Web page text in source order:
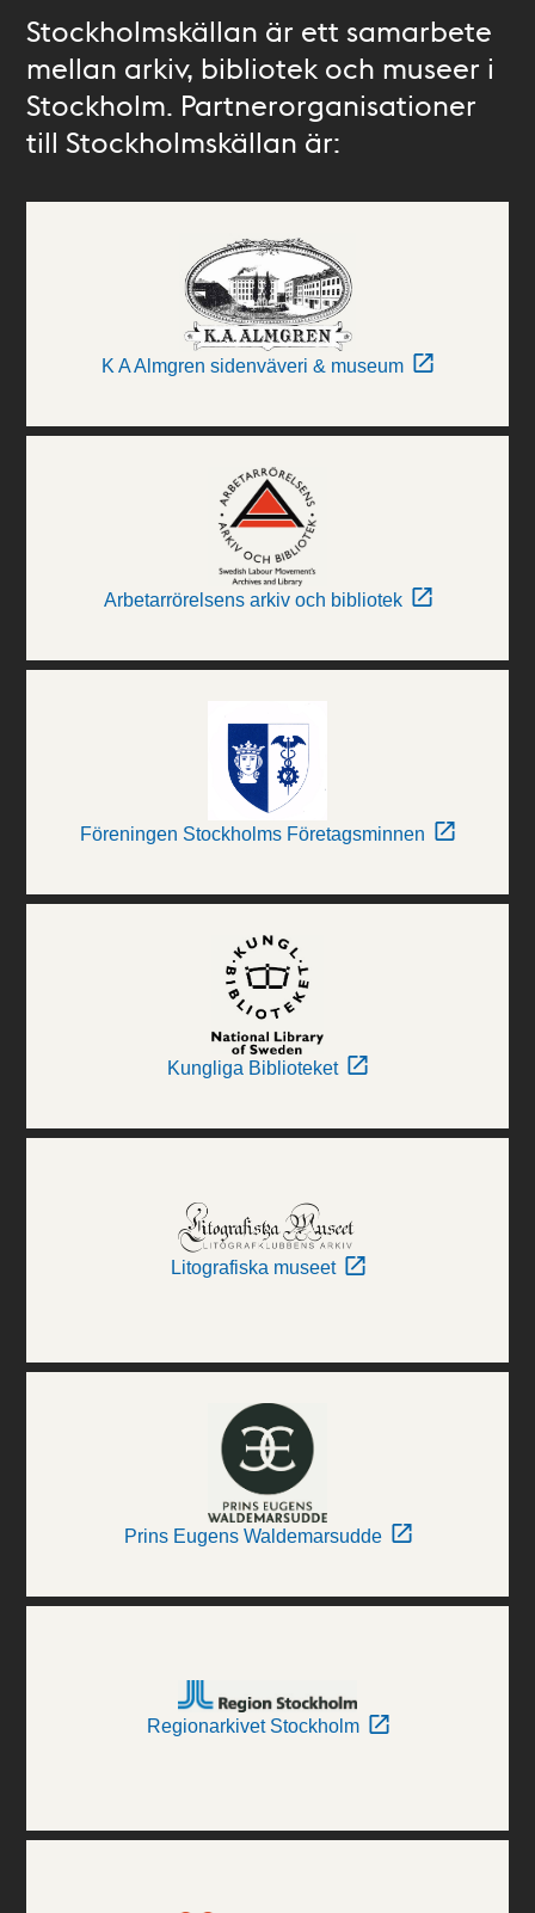
Stockholmskällan är ett samarbete
mellan arkiv, bibliotek och museer i
Stockholm. Partnerorganisationer
till Stockholmskällan är:
K A Almgren sidenväveri & museum
Arbetarrörelsens arkiv och bibliotek
Föreningen Stockholms Företagsminnen
Kungliga Biblioteket
Litografiska museet
Prins Eugens Waldemarsudde
Regionarkivet Stockholm